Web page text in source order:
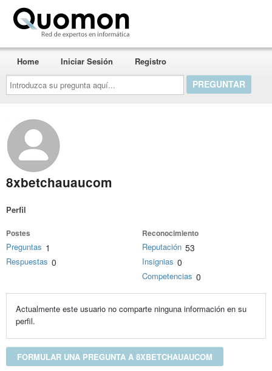
Introduzca
su
pregunta
aquí...
Home Iniciar Sesión Registro
8xbetchauaucom
Perfil
Postes
Preguntas 1
Respuestas 0
Reconocimiento
Reputación 53
Insignias 0
Competencias 0
Actualmente este usuario no comparte ninguna información en su
perfil.
FORMULAR UNA PREGUNTA A 8XBETCHAUAUCOM